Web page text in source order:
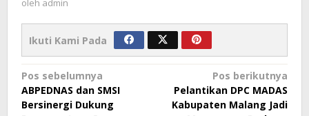
oleh admin
Ikuti Kami Pada
Navigasi
pos
Pos sebelumnya
ABPEDNAS dan SMSI
Bersinergi Dukung
Pos berikutnya
Pelantikan DPC MADAS
Kabupaten Malang Jadi